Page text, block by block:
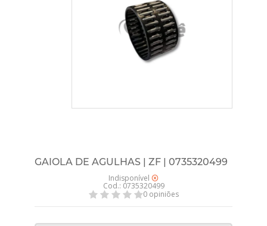
GAIOLA DE AGULHAS | ZF | 0735320499
Indisponível
Cod.: 0735320499
0 opiniões